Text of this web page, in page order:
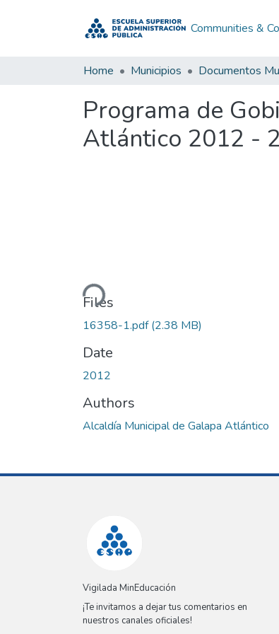
Communities &
Home Municipios Documentos
Programa de
Atlántico 2012 -
Loading...
Files
16358-1.pdf(2.38 MB)
Date
2012
Authors
Alcaldía Municipal de Galapa Atlántico
Vigilada MinEducación
¡Te invitamos a dejar tus comentarios en
nuestros canales oficiales!